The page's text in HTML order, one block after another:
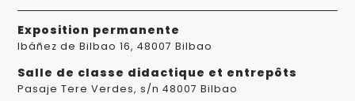
Exposition permanente
Ibáñez de Bilbao 16, 48007 Bilbao
Salle de classe didactique et entrepôts
Pasaje Tere Verdes, s/n 48007 Bilbao